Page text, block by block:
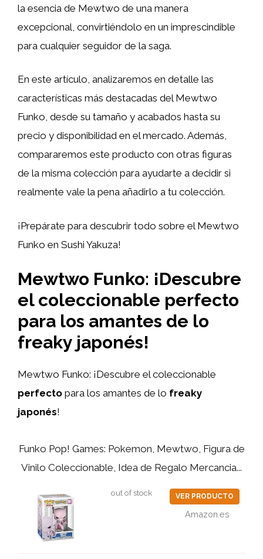
la esencia de Mewtwo de una manera
excepcional, convirtiéndolo en un imprescindible
para cualquier seguidor de la saga.
En este artículo, analizaremos en detalle las
características más destacadas del Mewtwo
Funko, desde su tamaño y acabados hasta su
precio y disponibilidad en el mercado. Además,
compararemos este producto con otras figuras
de la misma colección para ayudarte a decidir si
realmente vale la pena añadirlo a tu colección.
¡Prepárate para descubrir todo sobre el Mewtwo
Funko en Sushi Yakuza!
Mewtwo Funko: ¡Descubre
el coleccionable perfecto
para los amantes de lo
freaky japonés!
Mewtwo Funko: ¡Descubre el coleccionable
perfecto para los amantes de lo freaky
japonés!
Funko Pop! Games: Pokemon, Mewtwo, Figura de
Vinilo Coleccionable, Idea de Regalo Mercancia...
out of stock VER PRODUCTO
Amazon.es